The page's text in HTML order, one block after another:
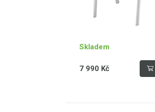
Skladem
7 990 Kč